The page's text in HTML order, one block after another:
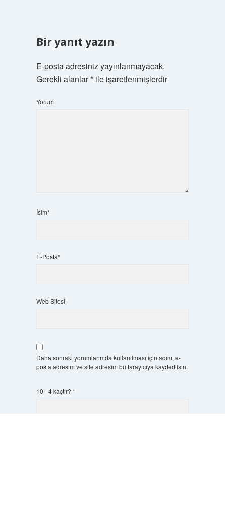
Bir yanıt yazın
E-posta adresiniz yayınlanmayacak.
Gerekli alanlar*ile işaretlenmişlerdir
Yorum
İsim*
E-Posta*
Web Sitesi
Daha sonraki yorumlarımda kullanılması için adım, e-
posta adresim ve site adresim bu tarayıcıya kaydedilsin.
10 - 4 kaçtır? *